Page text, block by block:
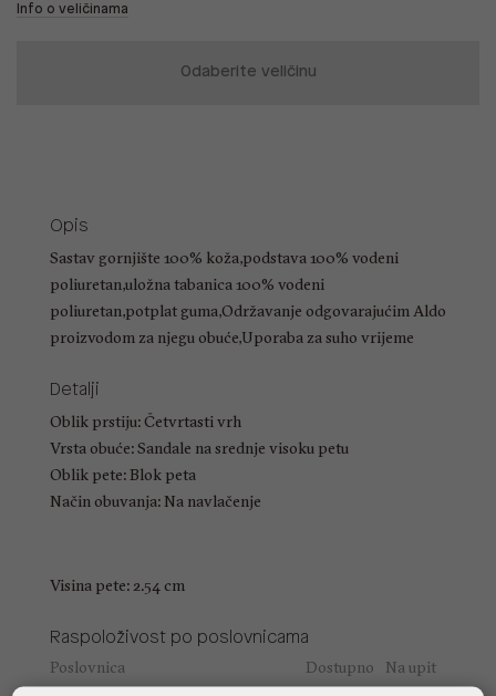
Info o veličinama
Odaberite veličinu
Opis
Sastav gornjište 100% koža,podstava 100% vodeni
poliuretan,uložna tabanica 100% vodeni
poliuretan,potplat guma,Održavanje odgovarajućim Aldo
proizvodom za njegu obuće,Uporaba za suho vrijeme
Detalji
Oblik prstiju: Četvrtasti vrh
Vrsta obuće: Sandale na srednje visoku petu
Oblik pete: Blok peta
Način obuvanja: Na navlačenje
Visina pete: 2.54 cm
Raspoloživost po poslovnicama
Poslovnica Dostupno Na upit